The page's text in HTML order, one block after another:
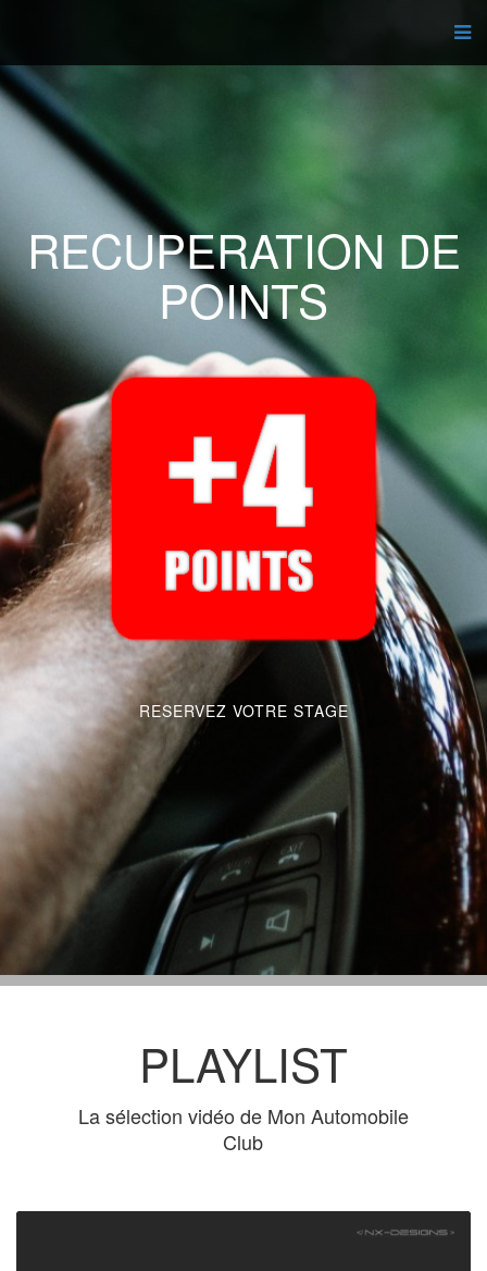
RECUPERATION DE
POINTS
RESERVEZ VOTRE STAGE
PLAYLIST
La sélection vidéo de Mon Automobile
Club